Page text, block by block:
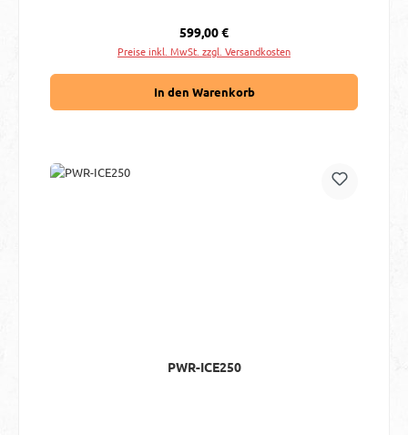
Regulärer Preis:
599,00 €
Preise inkl. MwSt. zzgl. Versandkosten
In den Warenkorb
PWR-ICE250